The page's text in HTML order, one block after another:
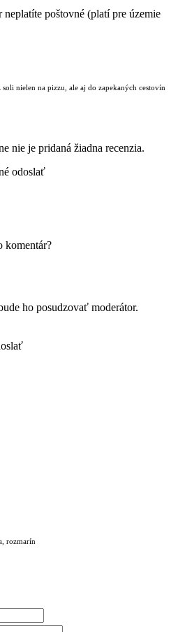
poštovné (platí pre územie
soli nielen na pizzu, ale aj do zapekaných cestovín
nie je pridaná žiadna recenzia.
odoslať
komentár?
ho posudzovať moderátor.
rozmarín